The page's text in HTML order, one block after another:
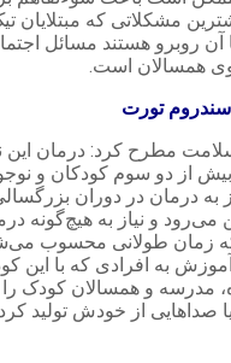
مشکلاتی که مبتلایان
آن روبرو هستند مسائل
همسالان است.
سندروم تورت
مطرح کرد: درمان این
از دو سوم کودکان و
به درمان در دوران
می‌رود و نیاز به هیچ‌گونه
که زمان طولانی محسوب
به افرادی که با این
مدرسه و همسالان کودک
صداهایی از خودش تولید